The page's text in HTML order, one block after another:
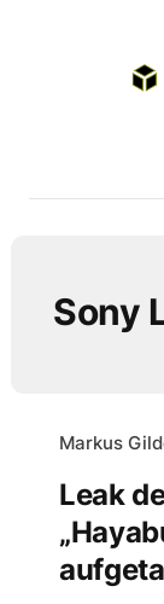
Sony
Markus
Leak